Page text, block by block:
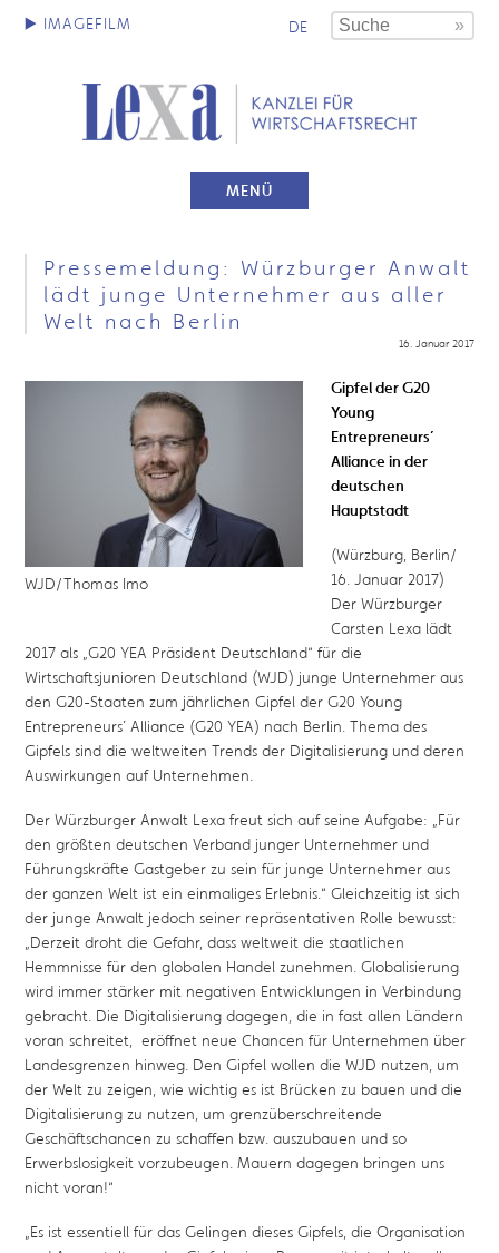
DE
MENÜ
Pressemeldung: Würzburger Anwalt
lädt junge Unternehmer aus aller
Welt nach Berlin
16. Januar 2017
WJD/Thomas Imo
Gipfel der G20
Young
Entrepreneurs´
Alliance in der
deutschen
Hauptstadt
(Würzburg, Berlin/
16. Januar 2017)
Der Würzburger
Carsten Lexa lädt
2017 als „G20 YEA Präsident Deutschland“ für die
Wirtschaftsjunioren Deutschland (WJD) junge Unternehmer aus
den G20-Staaten zum jährlichen Gipfel der G20 Young
Entrepreneurs´ Alliance (G20 YEA) nach Berlin. Thema des
Gipfels sind die weltweiten Trends der Digitalisierung und deren
Auswirkungen auf Unternehmen.
Der Würzburger Anwalt Lexa freut sich auf seine Aufgabe: „Für
den größten deutschen Verband junger Unternehmer und
Führungskräfte Gastgeber zu sein für junge Unternehmer aus
der ganzen Welt ist ein einmaliges Erlebnis.“ Gleichzeitig ist sich
der junge Anwalt jedoch seiner repräsentativen Rolle bewusst:
„Derzeit droht die Gefahr, dass weltweit die staatlichen
Hemmnisse für den globalen Handel zunehmen. Globalisierung
wird immer stärker mit negativen Entwicklungen in Verbindung
gebracht. Die Digitalisierung dagegen, die in fast allen Ländern
voran schreitet, eröffnet neue Chancen für Unternehmen über
Landesgrenzen hinweg. Den Gipfel wollen die WJD nutzen, um
der Welt zu zeigen, wie wichtig es ist Brücken zu bauen und die
Digitalisierung zu nutzen, um grenzüberschreitende
Geschäftschancen zu schaffen bzw. auszubauen und so
Erwerbslosigkeit vorzubeugen. Mauern dagegen bringen uns
nicht voran!“
„Es ist essentiell für das Gelingen dieses Gipfels, die Organisation